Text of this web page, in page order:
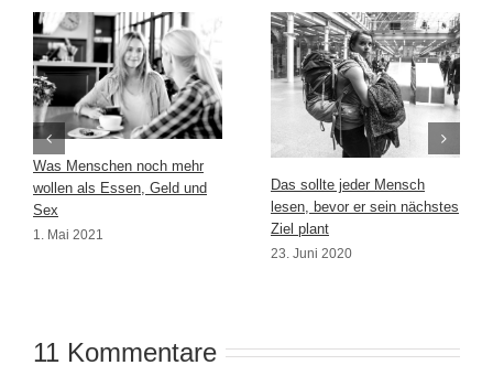
Was Menschen noch mehr
wollen als Essen, Geld und
Sex
1. Mai 2021
Das sollte jeder Mensch
lesen, bevor er sein nächstes
Ziel plant
23. Juni 2020
11 Kommentare